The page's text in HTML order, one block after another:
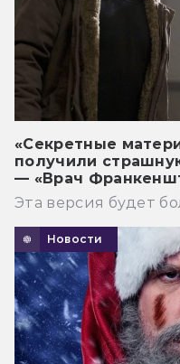
«Секретные
получили
— «Врач
Эта версия будет
Новости